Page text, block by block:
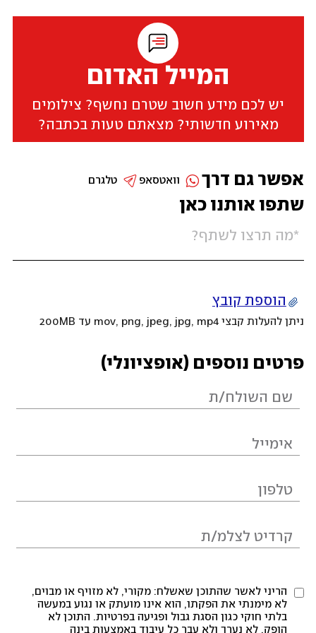
המייל האדום
יש לכם מידע חשוב שטרם נחשף? צילומים
מאירוע חדשותי? מצאתם טעות בכתבה?
שתפו אותנו כאן
הוספת קובץ
ניתן להעלות קבצי mov, png, jpeg, jpg, mp4 עד 200MB
פרטים נוספים (אופציונלי)
הריני לאשר שהתוכן שאשלח: מקורי, לא מזויף או מבוים,
לא מימנתי את הפקתו, הוא אינו מועתק או נגוע במעשה
בלתי חוקי כגון הסגת גבול ופגיעה בפרטיות. התוכן לא
הופק, לא נערך ולא עבר כל עיבוד באמצעות בינה
אפשר גם דרך טלגרם וואטסאפ